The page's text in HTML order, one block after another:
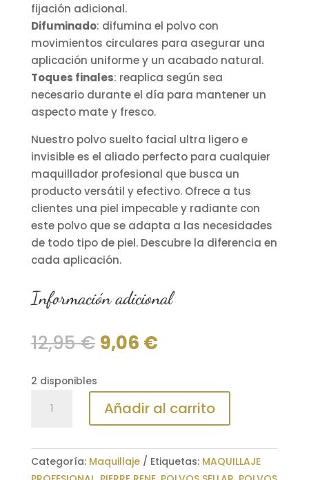
fijación adicional.
Difuminado: difumina el polvo con
movimientos circulares para asegurar una
aplicación uniforme y un acabado natural.
Toques finales: reaplica según sea
necesario durante el día para mantener un
aspecto mate y fresco.
Nuestro polvo suelto facial ultra ligero e
invisible es el aliado perfecto para cualquier
maquillador profesional que busca un
producto versátil y efectivo. Ofrece a tus
clientes una piel impecable y radiante con
este polvo que se adapta a las necesidades
de todo tipo de piel. Descubre la diferencia en
cada aplicación.
Información adicional
12,95€ El
precio
era:
12,95 €.
9,06 €El
es:
9,06 €.
2 disponibles
sueltos
Matte
Pierre
Añadir al carrito
Categoría: Maquillaje Etiquetas: MAQUILLAJE